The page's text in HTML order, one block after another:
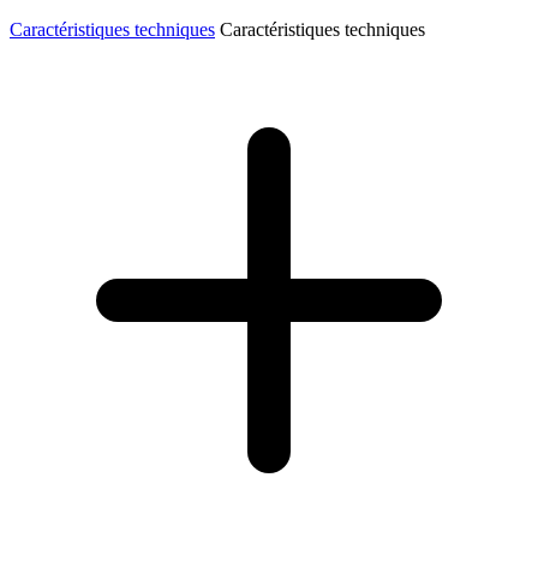
Caractéristiques techniques Caractéristiques techniques